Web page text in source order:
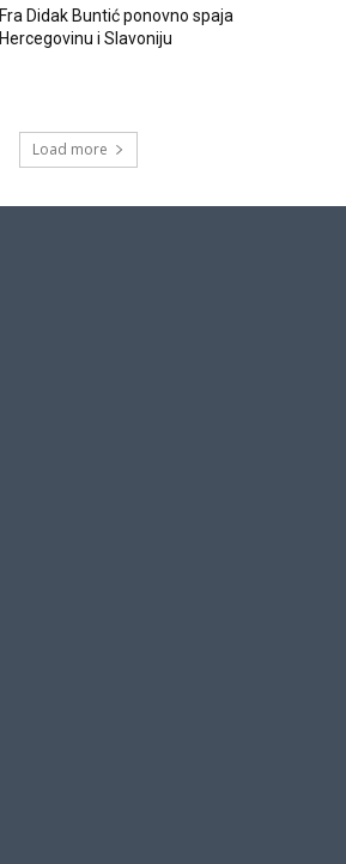
Fra Didak Buntić ponovno spaja
Hercegovinu i Slavoniju
Load more